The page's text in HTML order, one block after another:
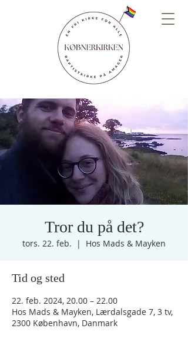
Tror du på det?
tors. 22. feb.
  |
Hos Mads & Mayken
Tid og sted
22. feb. 2024, 20.00 – 22.00
Hos Mads & Mayken, Lærdalsgade 7, 3 tv,
2300 København, Danmark